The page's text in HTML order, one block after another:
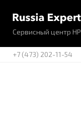
Сервисный центр HP
+7 (473) 202-11-54